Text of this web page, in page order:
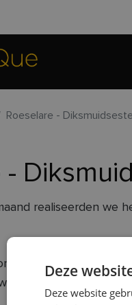
Roeselare -
-
realiseerden we
zorgt ervoor
clubhuis.
Deze
Deze website